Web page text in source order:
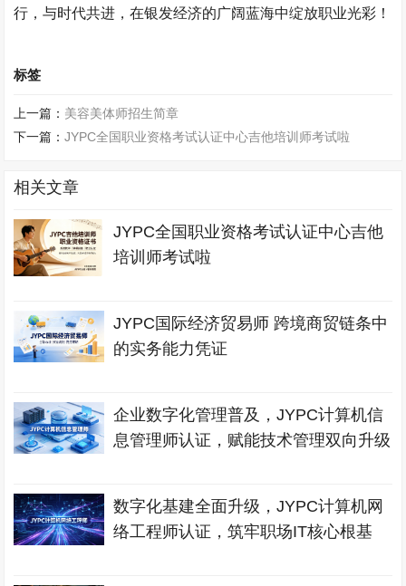
行，与时代共进，在银发经济的广阔蓝海中绽放职业光彩！​
标签
上一篇： 美容美体师招生简章
下一篇：JYPC全国职业资格考试认证中心吉他培训师考试啦
相关文章
JYPC全国职业资格考试认证中心吉他
培训师考试啦
JYPC国际经济贸易师 跨境商贸链条中
的实务能力凭证
企业数字化管理普及，JYPC计算机信
息管理师认证，赋能技术管理双向升级
数字化基建全面升级，JYPC计算机网
络工程师认证，筑牢职场IT核心根基